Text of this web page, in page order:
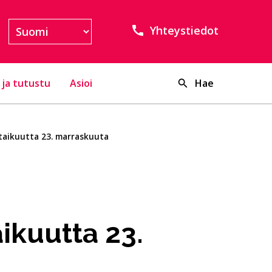
Yhteystiedot
ja tutustu Asioi Hae
23. marraskuuta
23.